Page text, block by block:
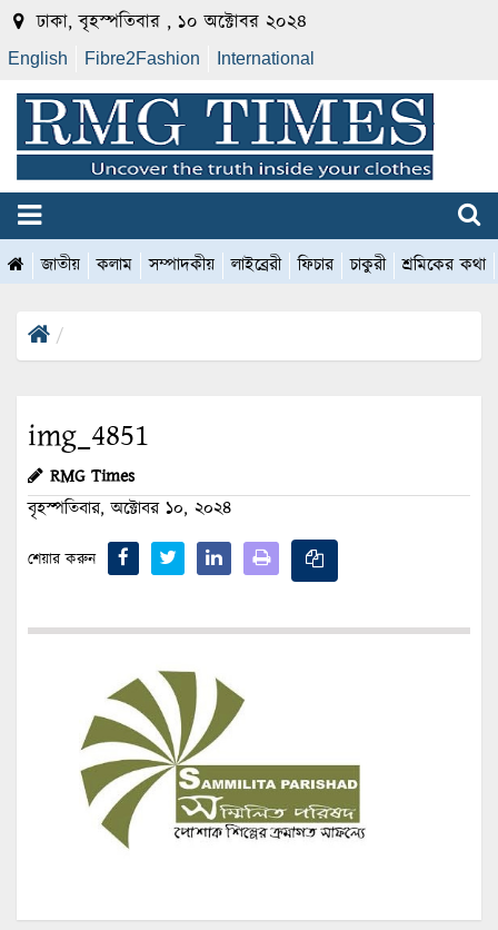
ঢাকা, বৃহস্পতিবার , ১০ অক্টোবর ২০২৪
English Fibre2Fashion International
জাতীয় কলাম সম্পাদকীয় লাইব্রেরী ফিচার চাকুরী শ্রমিকের কথা
img_4851
RMG Times
বৃহস্পতিবার, অক্টোবর ১০, ২০২৪
শেয়ার করুন